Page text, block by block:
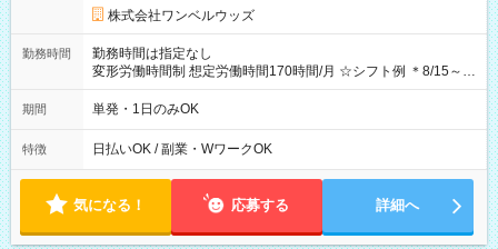
株式会社ワンベルウッズ
勤務時間
勤務時間は指定なし
変形労働時間制 想定労働時間170時間/月 ☆シフト例 ＊8/15～
10/26 全日共通 08：00～12：00 17：00～21：00 ＊8/31
～9/19のみ下記シフトもあります！ 12：00～16：00 ＊9/6～
00
期間 単発・1日のみOK
特徴 日払いOK / 副業・WワークOK
気になる！ 応募する 詳細へ